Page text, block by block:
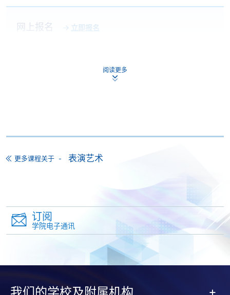
网上报名 立即报名
（Alipay） 缴付学费。
如以划线支票或银行本票缴付，抬头请注明「香港大
学专业进修学院」。支票背面请写上课程名称及申请
人姓名。 阁下可：
亲临学院各报名中心递交划线支票、报名表格及有关
或可将上述文件一并寄交各报名中心，信封上请注明
阅读更多
更多课程关于 表演艺术
订阅
学院电子通讯
我们的学校及附属机构